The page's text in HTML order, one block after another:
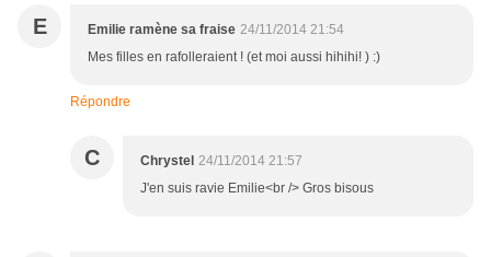
E Emilie ramène sa fraise 24/11/2014 21:54
Mes filles en rafolleraient ! (et moi aussi hihihi! ) :)
Répondre
C Chrystel 24/11/2014 21:57
J'en suis ravie Emilie<br /> Gros bisous